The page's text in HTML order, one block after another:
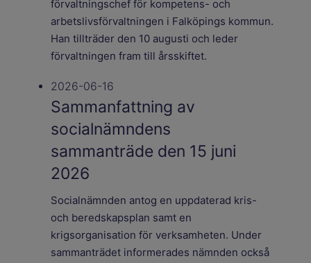
förvaltningschef för kompetens- och
arbetslivsförvaltningen i Falköpings kommun.
Han tillträder den 10 augusti och leder
förvaltningen fram till årsskiftet.
2026-06-16
Sammanfattning av
socialnämndens
sammanträde den 15 juni
2026
Socialnämnden antog en uppdaterad kris-
och beredskapsplan samt en
krigsorganisation för verksamheten. Under
sammanträdet informerades nämnden också